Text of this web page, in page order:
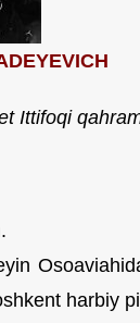
Ittifoqi
harbiy